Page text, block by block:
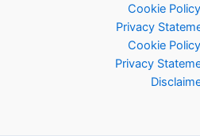
Cookie
Privacy
Cookie
Privacy